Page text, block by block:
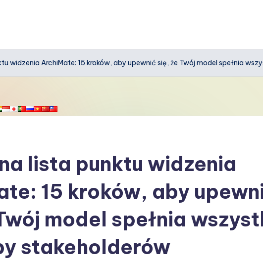
widzenia ArchiMate: 15 kroków, aby upewnić się, że Twój model spełnia
lista punktu widzenia
15 kroków, aby
model spełnia
stakeholderów